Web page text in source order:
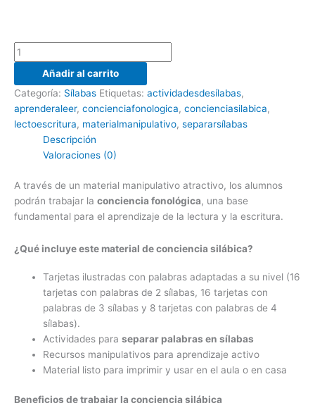
Añadir al carrito
Categoría: Sílabas Etiquetas: actividadesdesílabas,
aprenderaleer, concienciafonologica, concienciasilabica,
lectoescritura, materialmanipulativo, separarsílabas
Descripción
Valoraciones (0)
A través de un material manipulativo atractivo, los alumnos
podrán trabajar la conciencia fonológica, una base
fundamental para el aprendizaje de la lectura y la escritura.
¿Qué incluye este material de conciencia silábica?
Tarjetas ilustradas con palabras adaptadas a su nivel (16
tarjetas con palabras de 2 sílabas, 16 tarjetas con
palabras de 3 sílabas y 8 tarjetas con palabras de 4
sílabas).
Actividades paraseparar palabras en sílabas
Recursos manipulativos para aprendizaje activo
Material listo para imprimir y usar en el aula o en casa
Beneficios de trabajar la conciencia silábica